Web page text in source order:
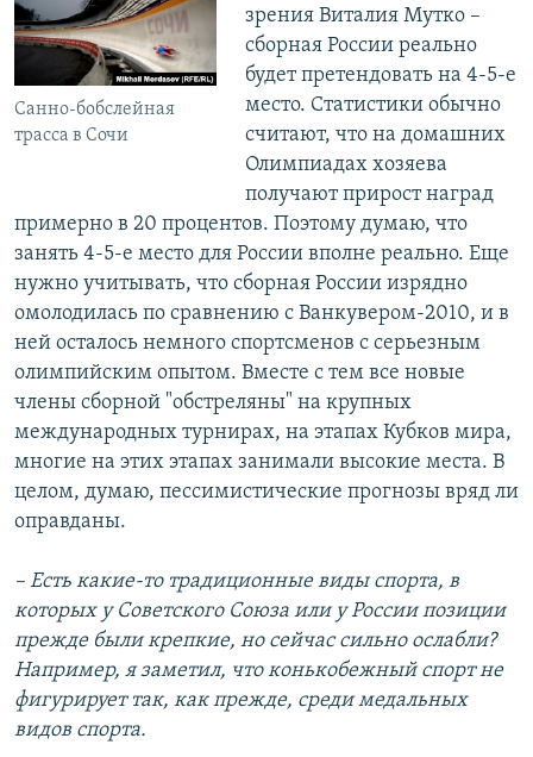
Санно-бобслейная
трасса в Сочи
зрения Виталия Мутко –
сборная России реально
будет претендовать на 4-5-е
место. Статистики обычно
считают, что на домашних
Олимпиадах хозяева
получают прирост наград
примерно в 20 процентов. Поэтому думаю, что
занять 4-5-е место для России вполне реально. Еще
нужно учитывать, что сборная России изрядно
омолодилась по сравнению с Ванкувером-2010, и в
ней осталось немного спортсменов с серьезным
олимпийским опытом. Вместе с тем все новые
члены сборной "обстреляны" на крупных
международных турнирах, на этапах Кубков мира,
многие на этих этапах занимали высокие места. В
целом, думаю, пессимистические прогнозы вряд ли
оправданы.
– Есть какие-то традиционные виды спорта, в
которых у Советского Союза или у России позиции
прежде были крепкие, но сейчас сильно ослабли?
Например, я заметил, что конькобежный спорт не
фигурирует так, как прежде, среди медальных
видов спорта.